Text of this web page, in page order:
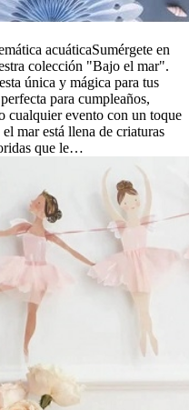
acuáticaSumérgete en
colección "Bajo el mar".
única y mágica para tus
para cumpleaños,
cualquier evento con un toque
mar está llena de criaturas
que le…